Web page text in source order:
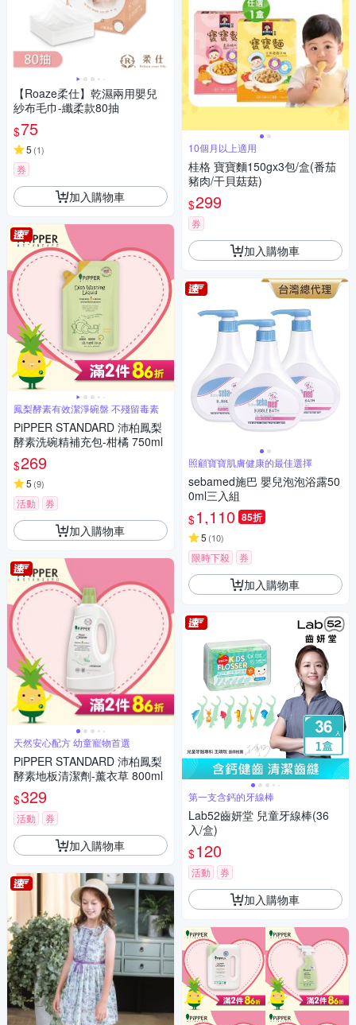
【Roaze柔仕】乾濕兩用嬰兒
紗布毛巾-纖柔款80抽
$75
5 (1)
券
加入購物車
鳳梨酵素有效潔淨碗盤 不殘留毒素
PiPPER STANDARD 沛柏鳳梨
酵素洗碗精補充包-柑橘 750ml
$269
5 (9)
活動 券
加入購物車
天然安心配方 幼童寵物首選
PiPPER STANDARD 沛柏鳳梨
酵素地板清潔劑-薰衣草 800ml
$329
活動 券
加入購物車
10個月以上適用
桂格 寶寶麵150gx3包/盒(番茄
豬肉/干貝菇菇)
$299
券
加入購物車
照顧寶寶肌膚健康的最佳選擇
sebamed施巴 嬰兒泡泡浴露50
0ml三入組
$1,110 85折
5 (10)
限時下殺 券
加入購物車
第一支含鈣的牙線棒
Lab52齒妍堂 兒童牙線棒(36
入/盒)
$120
活動 券
加入購物車